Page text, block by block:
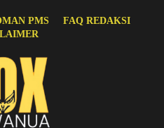
PMS
FAQ REDAKSI